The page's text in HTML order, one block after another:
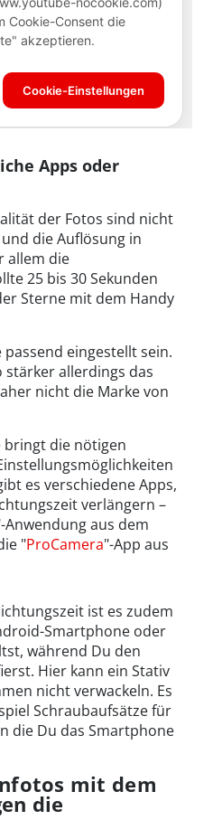
Apps oder
der Fotos sind nicht
die Auflösung in
allem die
25 bis 30 Sekunden
Sterne mit dem Handy
eingestellt sein.
stärker allerdings das
nicht die Marke von
bringt die nötigen
es verschiedene Apps,
verlängern –
Anwendung aus dem
"ProCamera"-App aus
ist es zudem
Smartphone oder
während Du den
Hier kann ein Stativ
nicht verwackeln. Es
Schraubaufsätze für
die Du das Smartphone
mit dem
die